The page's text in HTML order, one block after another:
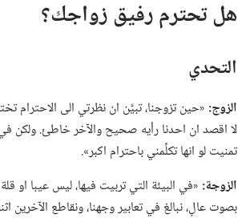
هل تحترم رفيق زواجك؟‏
التحدي
الزوج:‏ «حين تزوجنا،‏ تبيَّن ان نظرتي الى الاحترام
لا اقصد ان احدنا رأيه صحيح والآخر خاطئ.‏ ولكن
تمنيت لو انها تكلِّمني باحترام اكبر».‏
الزوجة:‏ «في البيئة التي تربيت فيها،‏ ليس عيبا او
بصوت عالٍ،‏ نبالغ في تعابير وجهنا،‏ ونقاطع الآخرين